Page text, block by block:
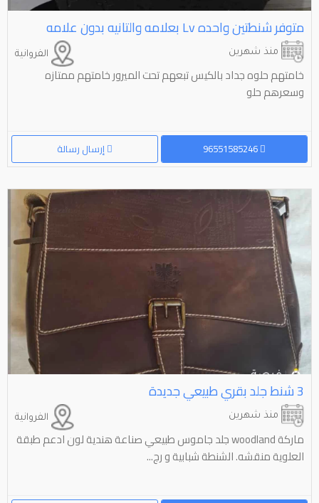
متوفر شنطتين واحده ⁦⁦Lv⁩⁩ بعلامه والتانيه بدون علامه
الفروانية منذ شهرين
خامتهم حلوه جداد بالكيس تبعهم تحت الميرور خامتهم ممتازه
وسعرهم حلو
إرسال رسالة
3⁩⁩ شنط جلد بقري طبيعي جديدة
الفروانية منذ شهرين
ماركة woodland جلد جاموس طبيعي صناعة هندية لون ادعم طبقة
العلوية منقشه. الشنطة شبابية و رج...